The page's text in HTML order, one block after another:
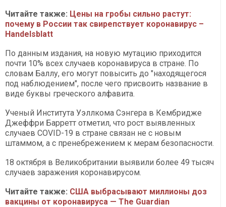
Читайте также: Цены на гробы сильно растут:
почему в России так свирепствует коронавирус –
Handelsblatt
По данным издания, на новую мутацию приходится
почти 10% всех случаев коронавируса в стране. По
словам Баллу, его могут повысить до "находящегося
под наблюдением", после чего присвоить название в
виде буквы греческого алфавита.
Ученый Института Уэллкома Сэнгера в Кембридже
Джеффри Барретт отметил, что рост выявленных
случаев COVID-19 в стране связан не с новым
штаммом, а с пренебрежением к мерам безопасности.
18 октября в Великобритании выявили более 49 тысяч
случаев заражения коронавирусом.
Читайте также: США выбрасывают миллионы доз
вакцины от коронавируса — The Guardian